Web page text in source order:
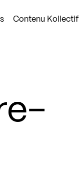
Contenu Kollectif